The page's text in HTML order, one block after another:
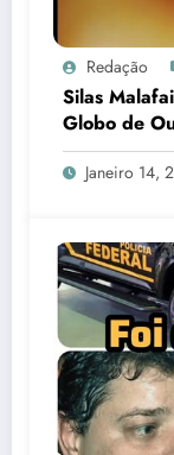
Redação
Silas
Globo de
cretino”
Janeiro 14,